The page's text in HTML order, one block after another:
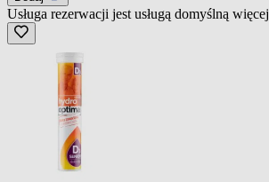
Usługa rezerwacji jest usługą domyślną więcej